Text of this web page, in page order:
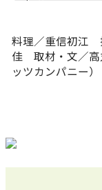
料理／重信初江
佳 取材・文／高
ッツカンパニー）